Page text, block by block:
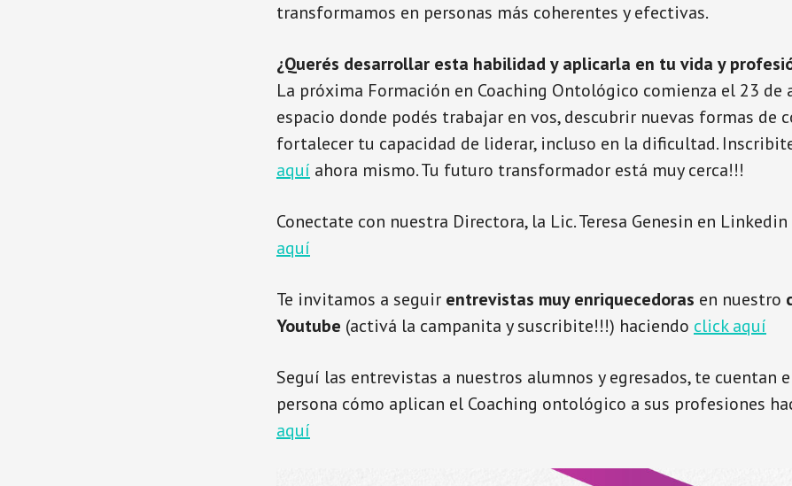
transformamos en personas más coherentes y efectivas.
¿Querés desarrollar esta habilidad y aplicarla en tu vida y
La próxima Formación en Coaching Ontológico comienza el 23 de
espacio donde podés trabajar en vos, descubrir nuevas formas de
fortalecer tu capacidad de liderar, incluso en la dificultad.
aquí ahora mismo. Tu futuro transformador está muy cerca!!!
Conectate con nuestra Directora, la Lic. Teresa Genesin en
aquí
Te invitamos a seguir entrevistas muy enriquecedoras en nuestro
Youtube (activá la campanita y suscribite!!!) haciendo click aquí
Seguí las entrevistas a nuestros alumnos y egresados, te cuentan
persona cómo aplican el Coaching ontológico a sus profesiones
aquí